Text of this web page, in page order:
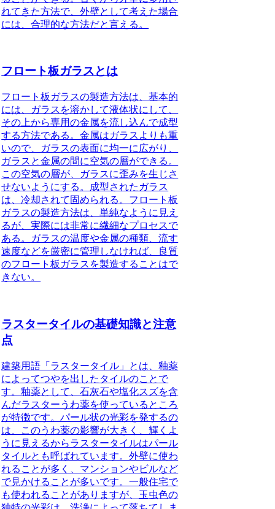
れてきた方法で、外壁として考えた場合
には、合理的な方法だと言える。
フロート板ガラスとは
フロート板ガラスの製造方法は、基本的
には、ガラスを溶かして液体状にして、
その上から専用の金属を流し込んで成型
する方法である。金属はガラスよりも重
いので、ガラスの表面に均一に広がり、
ガラスと金属の間に空気の層ができる。
この空気の層が、ガラスに歪みを生じさ
せないようにする。成型されたガラス
は、冷却されて固められる。フロート板
ガラスの製造方法は、単純なように見え
るが、実際には非常に繊細なプロセスで
ある。ガラスの温度や金属の種類、流す
速度などを厳密に管理しなければ、良質
のフロート板ガラスを製造することはで
きない。
ラスタータイルの基礎知識と注意
点
建築用語「ラスタータイル」とは、釉薬
によってつやを出したタイルのこと で
す。釉薬として、石灰石や塩化スズを含
んだラスターうわ薬を使っているところ
が特徴です。パール状の光彩を発するの
は、このうわ薬の影響が大きく、輝くよ
うに見えるからラスタータイルはパール
タイルとも呼ばれています。外壁に使わ
れることが多く、マンションやビルなど
で見かけることが多いです。一般住宅で
も使われることがありますが、玉虫色の